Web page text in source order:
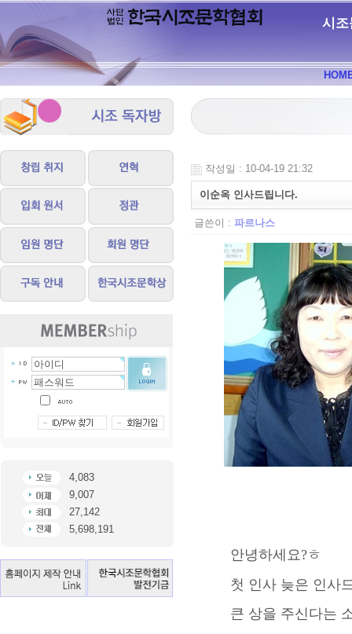
시조
4,083
9,007
27,142
5,698,191
작성일 : 10-04-19 21:32
이순옥 인사드립니다.
글쓴이 : 파르나스
안녕하세요?ㅎ
첫 인사 늦은 인사
큰 상을 주신다는